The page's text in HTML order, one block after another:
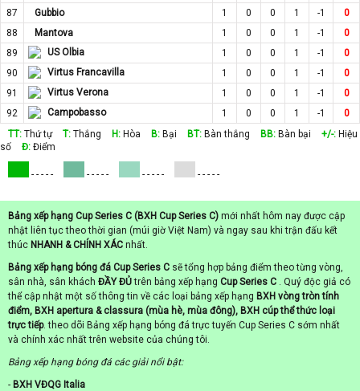
87 Gubbio 1 0 0 1 -1
0
88
Mantova 1 0 0 1 -1
0
89
US Olbia 1 0 0 1 -1
0
90
Virtus Francavilla 1 0 0 1 -1
0
91
Virtus Verona 1 0 0 1 -1
0
92
Campobasso 1 0 0 1 -1
0
TT: Thứ tự T: Thắng H: Hòa B: Bại BT: Bàn thắng BB: Bàn bại +/-: Hiệu
số
Đ: Điểm
- - - - - - - - - - - - - - - - - - - -
Bảng xếp hạng Cup Series C (BXH Cup Series C) mới nhất hôm nay được cập
nhật liên tục theo thời gian (múi giờ Việt Nam) và ngay sau khi trận đấu kết
thúc NHANH & CHÍNH XÁC nhất.
Bảng xếp hạng bóng đá Cup Series C sẽ tổng hợp bảng điểm theo từng vòng,
sân nhà, sân khách ĐẦY ĐỦtrên bảng xếp hạng Cup Series C . Quý độc giả có
thể cập nhật một số thông tin về các loại bảng xếp hạng BXH vòng tròn tính
điểm, BXH apertura & classura (mùa hè, mùa đông), BXH cúp thể thức loại
trực tiếp. theo dõi Bảng xếp hạng bóng đá trực tuyến Cup Series C sớm nhất
và chính xác nhất trên website của chúng tôi.
Bảng xếp hạng bóng đá các giải nổi bật:
- BXH VĐQG Italia